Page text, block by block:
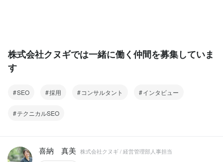
株式会社クヌギでは一緒に働く仲間を募集していま
す
SEO 採用 コンサルタント インタビュー
テクニカルSEO
喜納 真美 株式会社クヌギ / 経営管理部人事担当